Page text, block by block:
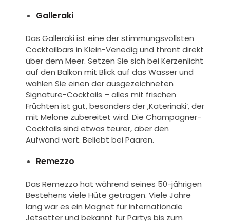
Galleraki
Das Galleraki ist eine der stimmungsvollsten
Cocktailbars in Klein-Venedig und thront direkt
über dem Meer. Setzen Sie sich bei Kerzenlicht
auf den Balkon mit Blick auf das Wasser und
wählen Sie einen der ausgezeichneten
Signature-Cocktails – alles mit frischen
Früchten ist gut, besonders der ‚Katerinaki‘, der
mit Melone zubereitet wird. Die Champagner-
Cocktails sind etwas teurer, aber den
Aufwand wert. Beliebt bei Paaren.
Remezzo
Das Remezzo hat während seines 50-jährigen
Bestehens viele Hüte getragen. Viele Jahre
lang war es ein Magnet für internationale
Jetsetter und bekannt für Partys bis zum